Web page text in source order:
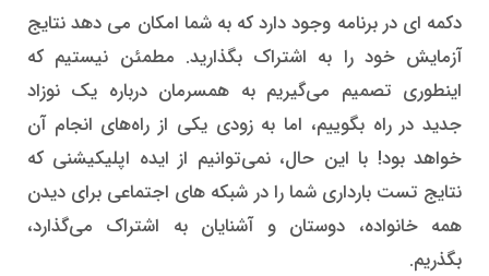
دکمه ای در برنامه وجود دارد که به شما امکان می دهد نتایج
آزمایش خود را به اشتراک بگذارید. مطمئن نیستیم که
اینطوری تصمیم می‌گیریم به همسرمان درباره یک نوزاد
جدید در راه بگوییم، اما به زودی یکی از راه‌های انجام آن
خواهد بود! با این حال، نمی‌توانیم از ایده اپلیکیشنی که
نتایج تست بارداری شما را در شبکه های اجتماعی برای دیدن
همه خانواده، دوستان و آشنایان به اشتراک می‌گذارد،
بگذریم.